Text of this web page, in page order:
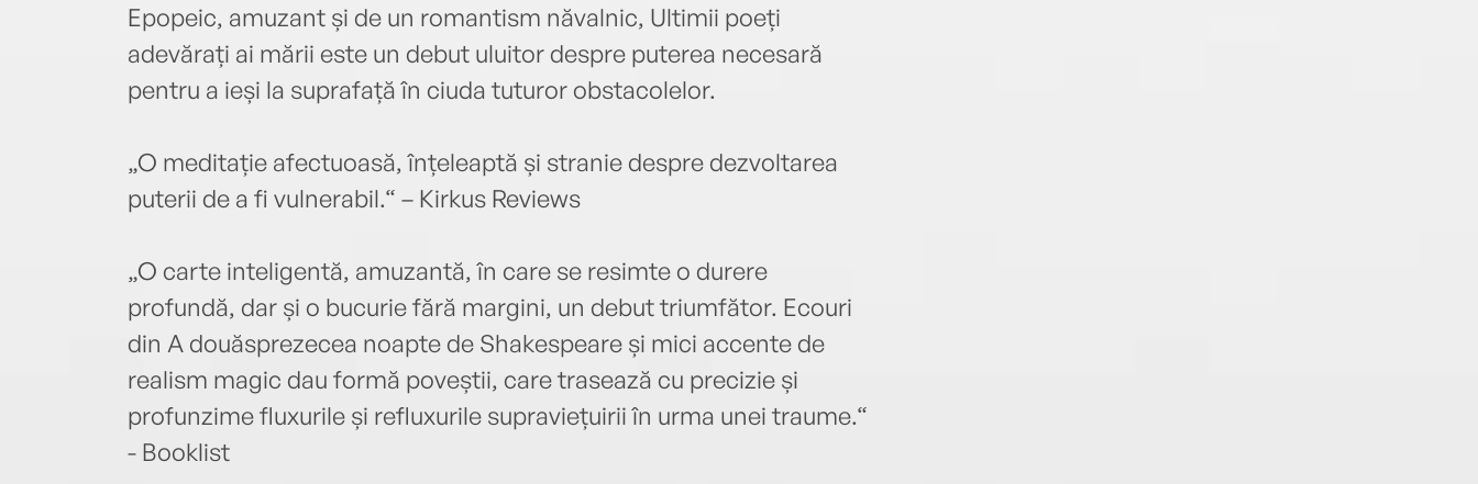
Epopeic, amuzant și de un romantism năvalnic, Ultimii poeți
adevărați ai mării este un debut uluitor despre puterea necesară
pentru a ieși la suprafață în ciuda tuturor obstacolelor.
„O meditație afectuoasă, înțeleaptă și stranie despre dezvoltarea
puterii de a fi vulnerabil.“ – Kirkus Reviews
„O carte inteligentă, amuzantă, în care se resimte o durere
profundă, dar și o bucurie fără margini, un debut triumfător. Ecouri
din A douăsprezecea noapte de Shakespeare și mici accente de
realism magic dau formă poveștii, care trasează cu precizie și
profunzime fluxurile și refluxurile supraviețuirii în urma unei traume.“
- Booklist